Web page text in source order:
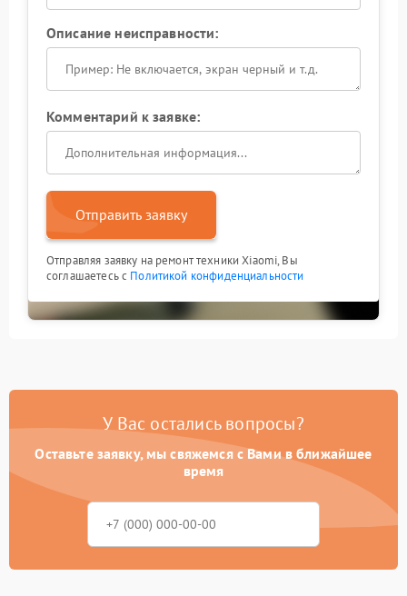
Описание неисправности:
Комментарий к заявке:
Отправить заявку
Отправляя заявку на ремонт техники Xiaomi, Вы
соглашаетесь с Политикой конфиденциальности
У Вас остались вопросы?
Оставьте заявку, мы свяжемся с Вами в ближайшее
время